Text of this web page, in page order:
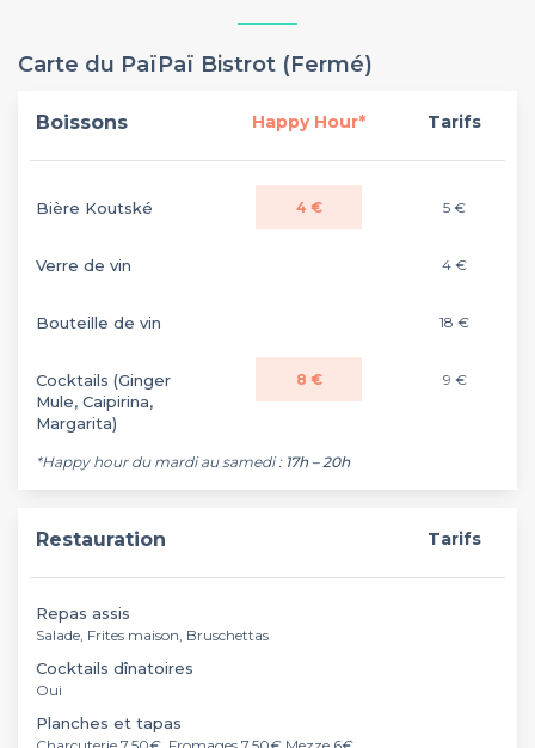
Carte du PaïPaï Bistrot (Fermé)
Boissons Happy Hour* Tarifs
Bière Koutské 4 € 5 €
Verre de vin 4 €
Bouteille de vin 18 €
Cocktails (Ginger
Mule, Caipirina,
Margarita)
8 € 9 €
*Happy hour du mardi au samedi : 17h – 20h
Restauration Tarifs
Repas assis
Salade, Frites maison, Bruschettas
Cocktails dînatoires
Oui
Planches et tapas